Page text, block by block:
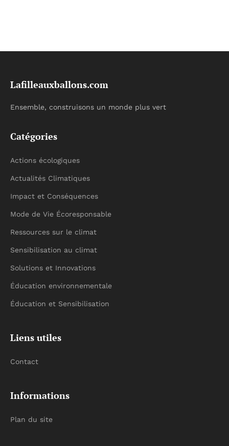
Lafilleauxballons.com
Ensemble, construisons un monde plus vert
Catégories
Actions écologiques
Actualités Climatiques
Impact et Conséquences
Mode de Vie Écoresponsable
Ressources sur le climat
Sensibilisation au climat
Solutions et Innovations
Éducation environnementale
Éducation et Sensibilisation
Liens utiles
Contact
Informations
Plan du site